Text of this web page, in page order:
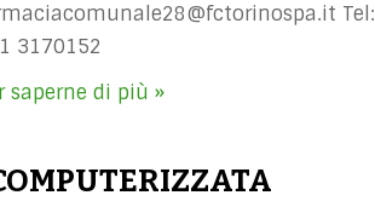
Tel:
3170152
saperne di più »